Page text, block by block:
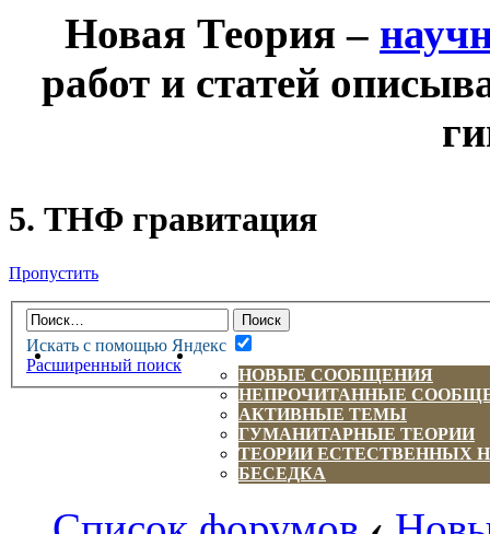
Новая Теория –
работ и статей
5. ТНФ гравитация
Пропустить
Искать с помощью Яндекс
Расширенный поиск
НОВАЯ ТЕОРИЯФОРУМ
НОВЫЕ СООБЩЕНИЯ
НЕПРОЧИТАННЫЕ
АКТИВНЫЕ ТЕМЫ
ГУМАНИТАРНЫЕ ТЕОРИИ
ТЕОРИИ ЕСТЕСТВЕННЫХ
БЕСЕДКА